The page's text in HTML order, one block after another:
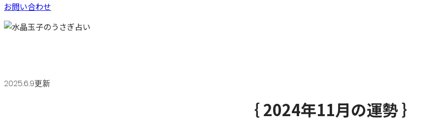
お問い合わせ
2025.6.9更新
｛ 2024年11月の運勢 ｝